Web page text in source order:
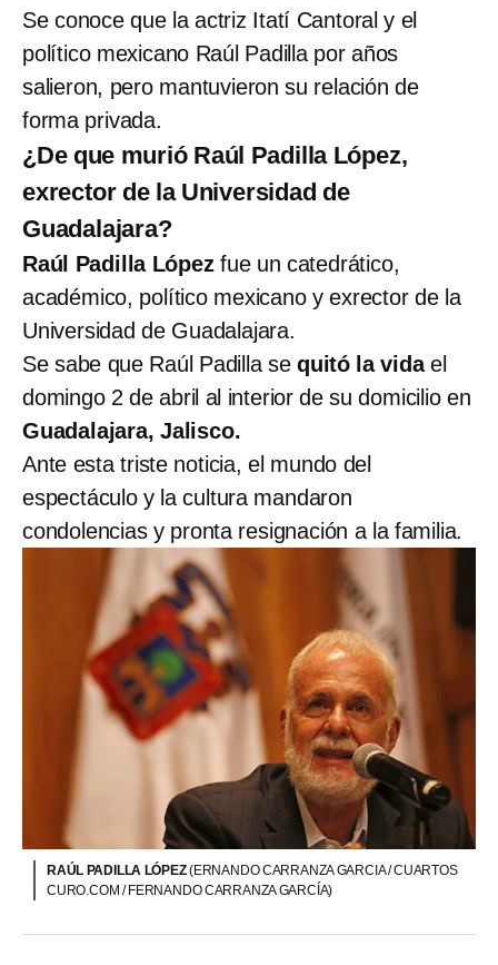
Se conoce que la actriz Itatí Cantoral y el
político mexicano Raúl Padilla por años
salieron, pero mantuvieron su relación de
forma privada.
¿De que murió Raúl Padilla López,
exrector de la Universidad de
Guadalajara?
Raúl Padilla Lópezfue un catedrático,
académico, político mexicano y exrector de la
Universidad de Guadalajara.
Se sabe que Raúl Padilla se quitó la vidael
domingo 2 de abril al interior de su domicilio en
Guadalajara, Jalisco.
Ante esta triste noticia, el mundo del
espectáculo y la cultura mandaron
condolencias y pronta resignación a la familia.
RAÚL PADILLA LÓPEZ(ERNANDO CARRANZA GARCIA / CUARTOS
CURO.COM / FERNANDO CARRANZA GARCÍA)